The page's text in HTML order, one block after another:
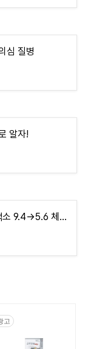
심 질병
알자!
간암(9.12cm)치료/당화혈색소 9.4→5.6 체험기 모음집 - money-health
고